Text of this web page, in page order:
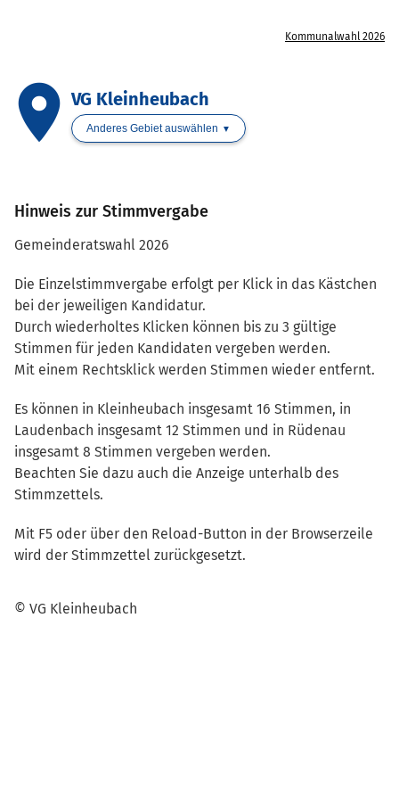
Kommunalwahl 2026
placeVG Kleinheubach
Anderes Gebiet auswählen
Hinweis zur Stimmvergabe
Gemeinderatswahl 2026
Die Einzelstimmvergabe erfolgt per Klick in das Kästchen
bei der jeweiligen Kandidatur.
Durch wiederholtes Klicken können bis zu 3 gültige
Stimmen für jeden Kandidaten vergeben werden.
Mit einem Rechtsklick werden Stimmen wieder entfernt.
Es können in Kleinheubach insgesamt 16 Stimmen, in
Laudenbach insgesamt 12 Stimmen und in Rüdenau
insgesamt 8 Stimmen vergeben werden.
Beachten Sie dazu auch die Anzeige unterhalb des
Stimmzettels.
Mit F5 oder über den Reload-Button in der Browserzeile
wird der Stimmzettel zurückgesetzt.
© VG Kleinheubach